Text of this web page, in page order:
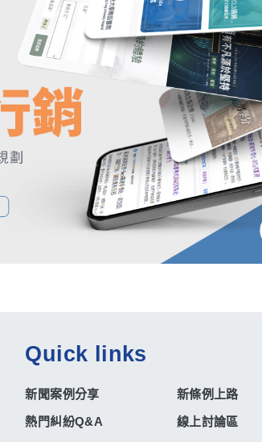
Quick links
新聞案例分享
新條例上路
熱門糾紛Q&A
線上討論區